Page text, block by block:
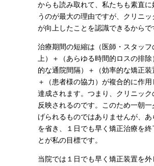
からも読み取れて、私たちも素直に
うのが最大の理由ですが、クリニッ
が向上したことを認識できるからで
治療期間の短縮は（医師・スタッフ
上）＋（あらゆる時間的ロスの排
的な通院間隔）＋（効率的な矯正装
＋（患者様の協力）が複合的に作用
達成されます。つまり、クリニック
反映されるのです。このため一朝一
げられるものではありませんが、あ
を省き、１日でも早く矯正治療を終
とが私の目標です。
当院では１日でも早く矯正装置を外